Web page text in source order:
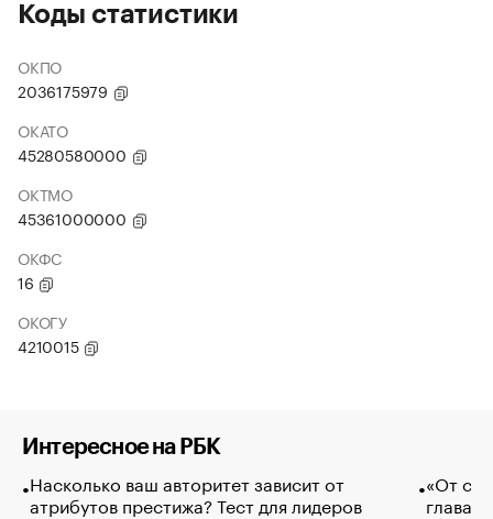
Коды статистики
ОКПО
2036175979
ОКАТО
45280580000
ОКТМО
45361000000
ОКФС
16
ОКОГУ
4210015
Интересное на РБК
Насколько ваш авторитет зависит от
атрибутов престижа? Тест для лидеров
«От
глава